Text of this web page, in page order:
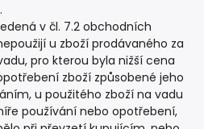
v čl. 7.2 obchodních
u zboží prodávaného za
pro kterou byla nižší cena
zboží způsobené jeho
u použitého zboží na vadu
používání nebo opotřebení,